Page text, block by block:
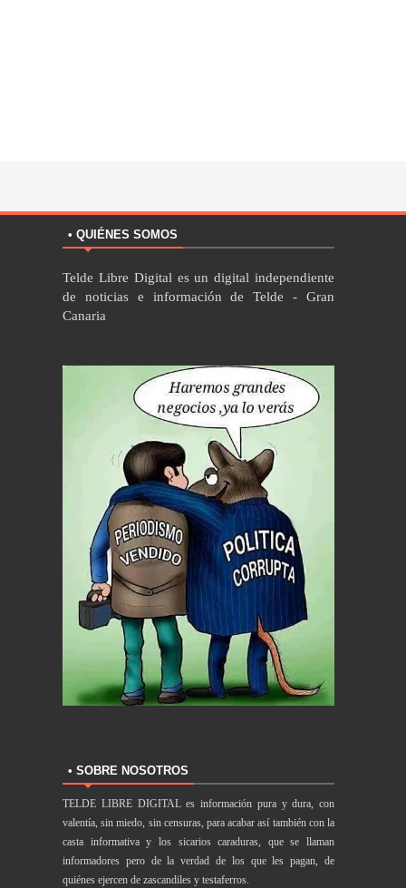
• QUIÉNES SOMOS
Telde Libre Digital es un digital independiente
de noticias e información de Telde - Gran
Canaria
• SOBRE NOSOTROS
TELDE LIBRE DIGITAL es información pura y dura, con
valentía, sin miedo, sin censuras, para acabar así también con la
casta informativa y los sicarios caraduras, que se llaman
informadores pero de la verdad de los que les pagan, de
quiénes ejercen de zascandiles y testaferros.